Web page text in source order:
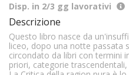
Disp. in 2/3 gg lavorativi
Descrizione
Questo libro nasce da
liceo, dopo una notte passata
circondato da libri con termini
priori, categorie